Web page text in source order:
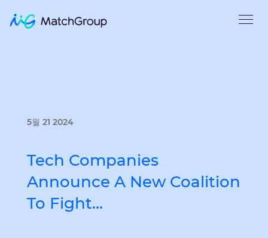
5월 21 2024
Tech Companies
Announce A New Coalition
To Fight…